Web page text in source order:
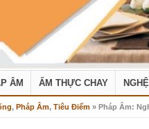
ÂM ẨM THỰC CHAY
, Pháp Âm, Tiêu Điểm » Pháp Âm: